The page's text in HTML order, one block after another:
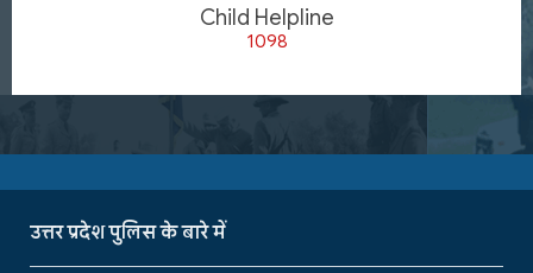
Child Helpline
1098
उत्तर प्रदेश पुलिस के बारे में